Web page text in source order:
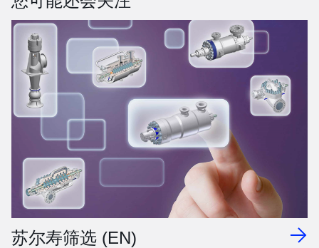
苏尔寿筛选 (EN)